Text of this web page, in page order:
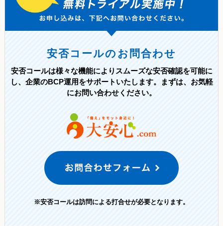
安否コールのお問合わせ
安否コールは様々な機能によりスムーズな安否確認を可能に
し、 企業のBCP運用をサポートいたします。
まずは、お気軽
にお問い合わせください。
※安否コールは訪問による打合せが必要となります。